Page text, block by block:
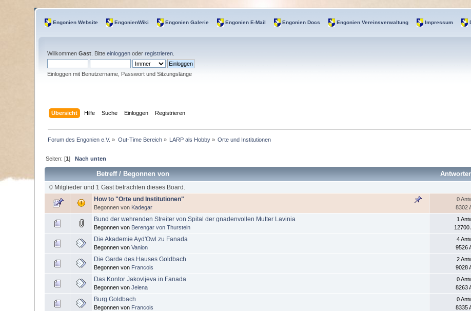
Engonien Website EngonienWiki Engonien Galerie Engonien E-Mail Engonien Docs Engonien Vereinsverwaltung Impressum
WillkommenGast . Bitteeinloggen oderregistrieren
Einloggen mit Benutzername, Passwort und Sitzungslänge
Übersicht Hilfe Suche Einloggen Registrieren
Forum des Engonien e.V. » Out-Time Bereich» LARP als Hobby » Orte und Institutionen
Seiten: [1]Nach unten
Betreff/Begonnen von
0 Mitglieder und 1 Gast betrachten dieses Board.
How to "Orte und Institutionen"
Begonnen von Kadegar
0
8302
Bund der wehrenden Streiter von Spital der gnadenvollen Mutter Lavinia
Begonnen von Berengar von Thurstein
1
12700
Die Akademie Ayd'Owl zu Fanada
Begonnen vonVanion
4
9526
Die Garde des Hauses Goldbach
Begonnen von Francois
2
9028
Das Kontor Jakovljeva in Fanada
Begonnen vonJelena
0
8263
Burg Goldbach
Begonnen von Francois
0
8335